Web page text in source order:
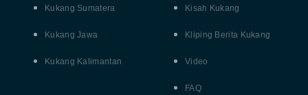
Kukang Sumatera
Kukang Jawa
Kukang Kalimantan
Kisah Kukang
Kliping Berita Kukang
Video
FAQ